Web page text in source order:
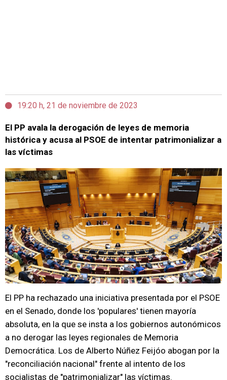
19:20 h, 21 de noviembre de 2023
El PP avala la derogación de leyes de memoria
histórica y acusa al PSOE de intentar patrimonializar a
las víctimas
El PP ha rechazado una iniciativa presentada por el PSOE
en el Senado, donde los 'populares' tienen mayoría
absoluta, en la que se insta a los gobiernos autonómicos
a no derogar las leyes regionales de Memoria
Democrática. Los de Alberto Núñez Feijóo abogan por la
"reconciliación nacional" frente al intento de los
socialistas de "patrimonializar" las víctimas.